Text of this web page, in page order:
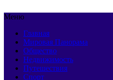
Меню
Главная
Мировая Панорама
Общество
Недвижимость
Путешествия
Спорт